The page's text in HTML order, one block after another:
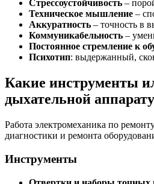
Стрессоустойчивость –
Техническое мышление –
Аккуратность – точность в
Коммуникабельность –
Постоянное стремление к
Психотип: выдержанный,
Какие инструменты
дыхательной
Работа электромеханика по
диагностики и ремонта
Инструменты